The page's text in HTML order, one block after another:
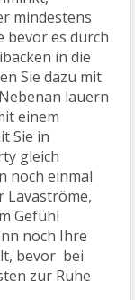
mindestens
es durch
in die
Sie dazu mit
lauern
einem
Sie in
gleich
noch einmal
Lavaströme,
Gefühl
noch Ihre
bevor bei
zur Ruhe